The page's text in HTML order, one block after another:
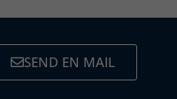
SEND EN MAIL